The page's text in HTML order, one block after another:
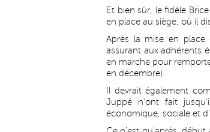
Et bien sûr, le fidèle
en place au siège, où il
Après la mise en place
assurant aux adhérents
en marche pour
en décembre).
Il devrait également
Juppé n'ont fait
économique, sociale et